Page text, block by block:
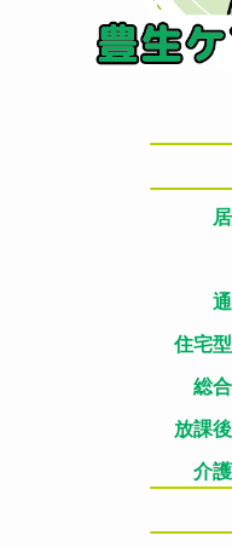
住宅
総
放課
介